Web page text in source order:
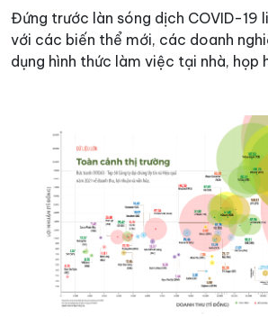
Đứng trước làn sóng dịch COVID-19
với các biến thể mới, các doanh
dụng hình thức làm việc tại nhà, họp
gần đây: Chuyển đổi số. Chuyển đổi
là giải pháp, là xu hướng không thể
doanh nghiệp thích ứng và vượt qua
dịch, từ đó vượt lên, “tìm cơ trong